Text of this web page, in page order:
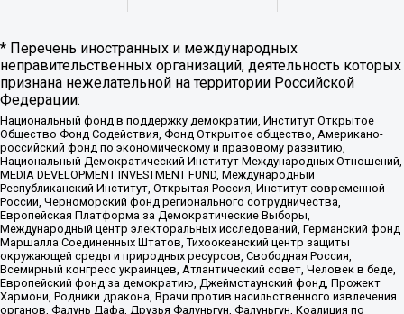
* Перечень иностранных и международных
неправительственных организаций, деятельность которых
признана нежелательной на территории Российской
Федерации:
Национальный фонд в поддержку демократии, Институт Открытое
Общество Фонд Содействия, Фонд Открытое общество, Американо-
российский фонд по экономическому и правовому развитию,
Национальный Демократический Институт Международных Отношений,
MEDIA DEVELOPMENT INVESTMENT FUND, Международный
Республиканский Институт, Открытая Россия, Институт современной
России, Черноморский фонд регионального сотрудничества,
Европейская Платформа за Демократические Выборы,
Международный центр электоральных исследований, Германский фонд
Маршалла Соединенных Штатов, Тихоокеанский центр защиты
окружающей среды и природных ресурсов, Свободная Россия,
Всемирный конгресс украинцев, Атлантический совет, Человек в беде,
Европейский фонд за демократию, Джеймстаунский фонд, Прожект
Хармони, Родники дракона, Врачи против насильственного извлечения
органов, Фалунь Дафа, Друзья Фалуньгун, Фалуньгун, Коалиция по